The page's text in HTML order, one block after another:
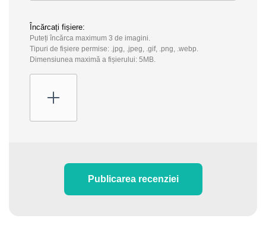
Încărcați fișiere:
Puteți încărca maximum 3 de imagini.
Tipuri de fișiere permise: .jpg, .jpeg, .gif, .png, .webp.
Dimensiunea maximă a fișierului: 5MB.
Publicarea recenziei